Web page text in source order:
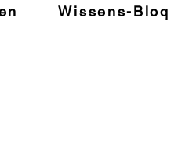
Wissens-Bloq